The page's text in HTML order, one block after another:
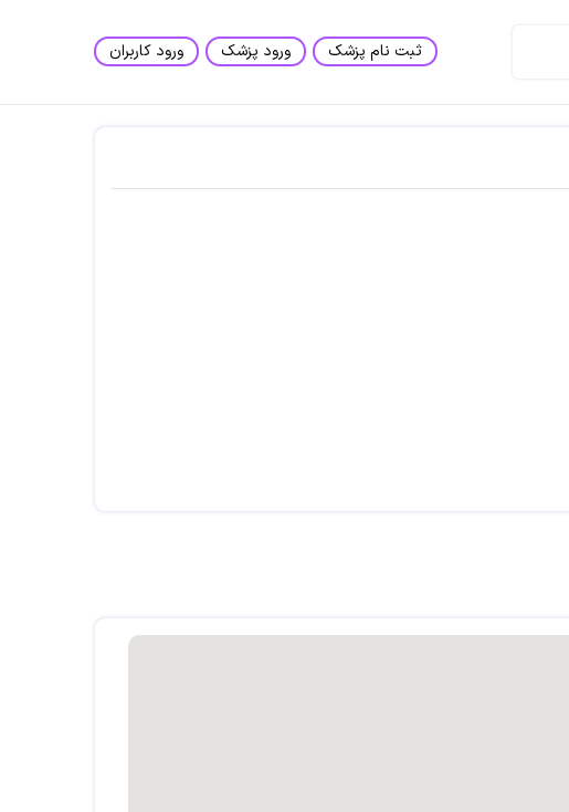
ثبت نام پزشک ورود پزشک ورود کاربران